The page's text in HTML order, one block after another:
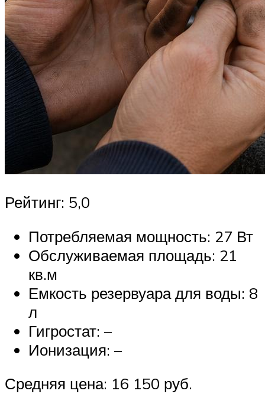
Рейтинг: 5,0
Потребляемая мощность: 27 Вт
Обслуживаемая площадь: 21
кв.м
Емкость резервуара для воды: 8
л
Гигростат: –
Ионизация: –
Средняя цена: 16 150 руб.